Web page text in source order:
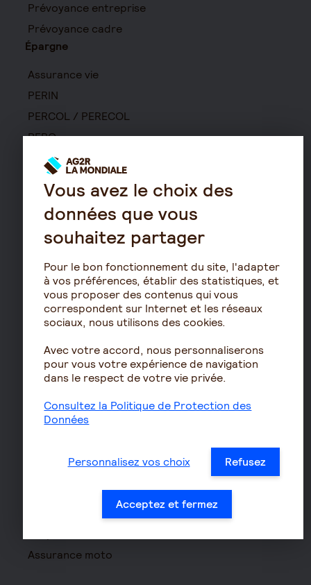
Prévoyance entreprise
Prévoyance cadre
Épargne
Assurance vie
PERIN
PERCOL / PERECOL
PERO
Contrat de capitalisation
Rente viagère
Retraite
Résidence avec services
pour seniors
Le fonctionnement de
la retraite
Les démarches de départ
Le calcul de la retraite
Les déclarations sociales
Assurances de biens
Assurance habitation
Assurance moto
Vous avez le choix des
données que vous
souhaitez partager
Pour le bon fonctionnement du site, l'adapter
à vos préférences, établir des statistiques, et
vous proposer des contenus qui vous
correspondent sur Internet et les réseaux
sociaux, nous utilisons des cookies.
Avec votre accord, nous personnaliserons
pour vous votre expérience de navigation
dans le respect de votre vie privée.
Consultez la Politique de Protection des
Données
Personnalisez vos choix Refusez
Acceptez et fermez